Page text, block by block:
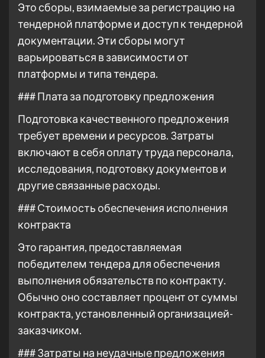
Это сборы, взимаемые за регистрацию на
тендерной платформе и доступ к тендерной
документации. Эти сборы могут
варьироваться в зависимости от
платформы и типа тендера.
### Плата за подготовку предложения
Подготовка качественного предложения
требует времени и ресурсов. Затраты
включают в себя оплату труда персонала,
исследования, подготовку документов и
другие связанные расходы.
### Стоимость обеспечения исполнения
контракта
Это гарантия, предоставляемая
победителем тендера для обеспечения
выполнения обязательств по контракту.
Обычно оно составляет процент от суммы
контракта, установленный организацией-
заказчиком.
### Затраты на неудачные предложения